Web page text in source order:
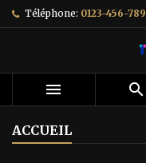
Téléphone: 0123-456-789
 
ACCUEIL